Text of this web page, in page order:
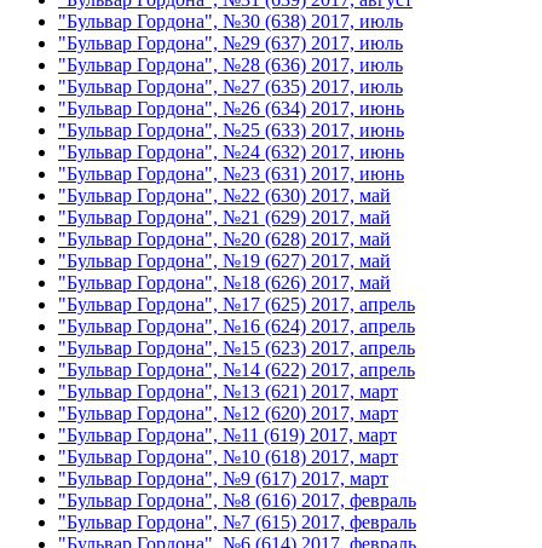
"Бульвар Гордона", №30 (638) 2017, июль
"Бульвар Гордона", №29 (637) 2017, июль
"Бульвар Гордона", №28 (636) 2017, июль
"Бульвар Гордона", №27 (635) 2017, июль
"Бульвар Гордона", №26 (634) 2017, июнь
"Бульвар Гордона", №25 (633) 2017, июнь
"Бульвар Гордона", №24 (632) 2017, июнь
"Бульвар Гордона", №23 (631) 2017, июнь
"Бульвар Гордона", №22 (630) 2017, май
"Бульвар Гордона", №21 (629) 2017, май
"Бульвар Гордона", №20 (628) 2017, май
"Бульвар Гордона", №19 (627) 2017, май
"Бульвар Гордона", №18 (626) 2017, май
"Бульвар Гордона", №17 (625) 2017, апрель
"Бульвар Гордона", №16 (624) 2017, апрель
"Бульвар Гордона", №15 (623) 2017, апрель
"Бульвар Гордона", №14 (622) 2017, апрель
"Бульвар Гордона", №13 (621) 2017, март
"Бульвар Гордона", №12 (620) 2017, март
"Бульвар Гордона", №11 (619) 2017, март
"Бульвар Гордона", №10 (618) 2017, март
"Бульвар Гордона", №9 (617) 2017, март
"Бульвар Гордона", №8 (616) 2017, февраль
"Бульвар Гордона", №7 (615) 2017, февраль
"Бульвар Гордона", №6 (614) 2017, февраль